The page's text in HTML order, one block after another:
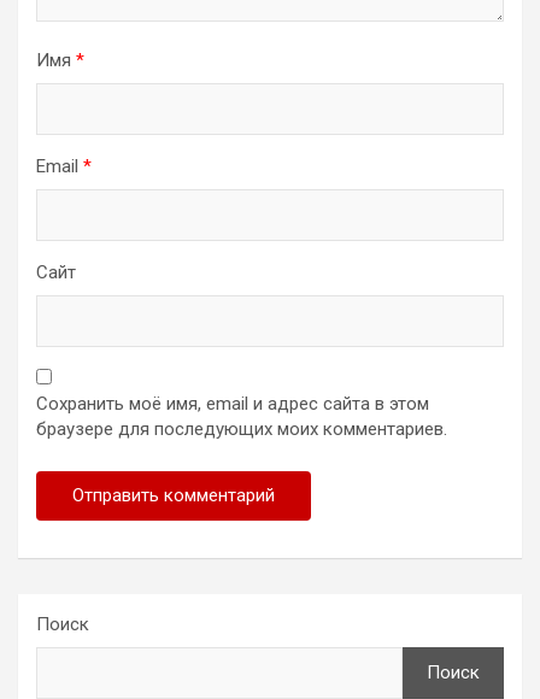
Имя *
Email *
Сайт
Сохранить моё имя, email и адрес сайта в этом
браузере для последующих моих комментариев.
Поиск
Поиск